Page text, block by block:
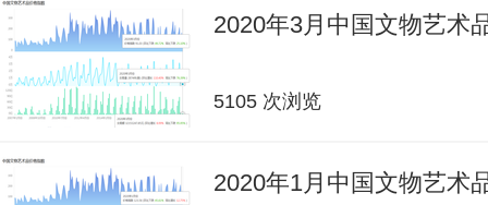
2020年3月中国文物艺术
5105 次浏览
2020年1月中国文物艺术